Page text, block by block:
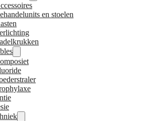
en stoelen